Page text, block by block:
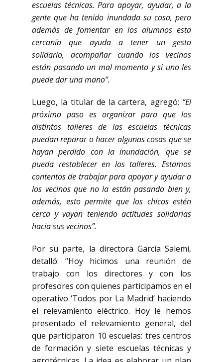
escuelas técnicas. Para apoyar, ayudar, a la
gente que ha tenido inundada su casa, pero
además de fomentar en los alumnos esta
cercanía que ayuda a tener un gesto
solidario, acompañar cuando los vecinos
están pasando un mal momento y si uno les
puede dar una mano”.
Luego, la titular de la cartera, agregó: “El
próximo paso es organizar para que los
distintos talleres de las escuelas técnicas
puedan reparar o hacer algunas cosas que se
hayan perdido con la inundación, que se
pueda restablecer en los talleres. Estamos
contentos de trabajar para apoyar y ayudar a
los vecinos que no la están pasando bien y,
además, esto permite que los chicos estén
cerca y vayan teniendo actitudes solidarias
hacia sus vecinos”.
Por su parte, la directora García Salemi,
detalló: “Hoy hicimos una reunión de
trabajo con los directores y con los
profesores con quienes participamos en el
operativo ‘Todos por La Madrid’ haciendo
el relevamiento eléctrico. Hoy le hemos
presentado el relevamiento general, del
que participaron 10 escuelas: tres centros
de formación y siete escuelas técnicas y